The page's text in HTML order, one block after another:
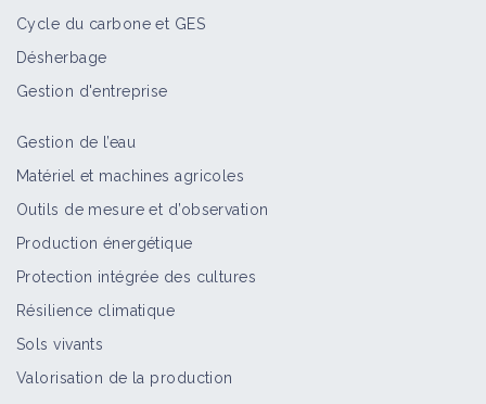
Cycle du carbone et GES
Désherbage
Gestion d'entreprise
Gestion de l’eau
Matériel et machines agricoles
Outils de mesure et d’observation
Production énergétique
Protection intégrée des cultures
Résilience climatique
Sols vivants
Valorisation de la production